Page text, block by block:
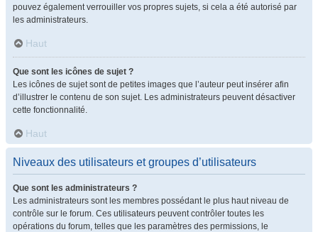
pouvez également verrouiller vos propres sujets, si cela a été autorisé par
les administrateurs.
Haut
Que sont les icônes de sujet ?
Les icônes de sujet sont de petites images que l’auteur peut insérer afin
d’illustrer le contenu de son sujet. Les administrateurs peuvent désactiver
cette fonctionnalité.
Haut
Niveaux des utilisateurs et groupes d’utilisateurs
Que sont les administrateurs ?
Les administrateurs sont les membres possédant le plus haut niveau de
contrôle sur le forum. Ces utilisateurs peuvent contrôler toutes les
opérations du forum, telles que les paramètres des permissions, le